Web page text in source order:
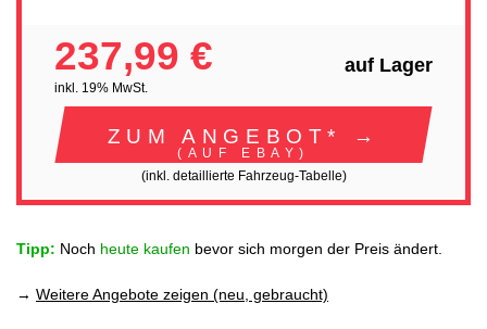
237,99 €
inkl. 19% MwSt.
auf Lager
ZUM ANGEBOT* →
(AUF EBAY)
(inkl. detaillierte Fahrzeug-Tabelle)
Tipp: Noch heute kaufen bevor sich morgen der Preis ändert.
→ Weitere Angebote zeigen (neu, gebraucht)